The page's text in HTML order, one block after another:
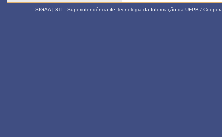
SIGAA | STI - Superintendência de Tecnologia da Informação da UFPB /